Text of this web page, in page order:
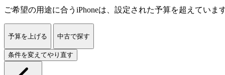
ご希望の用途に合うiPhoneは、設定された予算を超えています
予算を上げる 中古で探す
条件を変えてやり直す